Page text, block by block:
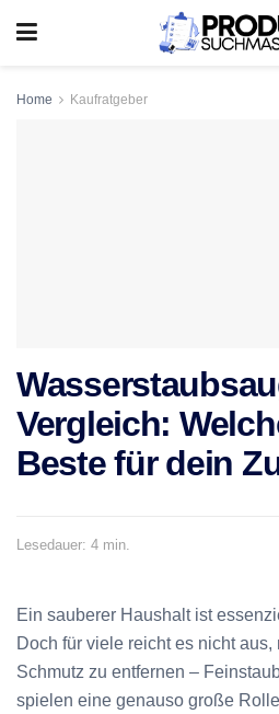
Home Kaufratgeber
Vergleich:
Beste für dein
Lesedauer: 4 min.
Ein sauberer Haushalt ist
Doch für viele reicht es nicht aus,
Schmutz zu entfernen –
spielen eine genauso große